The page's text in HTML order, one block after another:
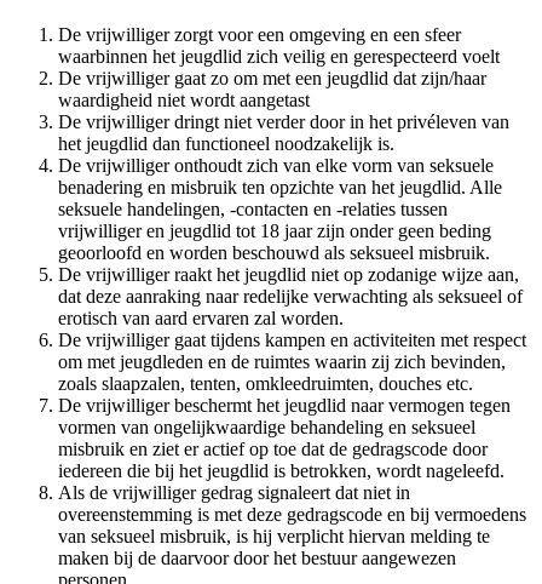
De vrijwilliger zorgt voor een omgeving en een sfeer
waarbinnen het jeugdlid zich veilig en gerespecteerd voelt
De vrijwilliger gaat zo om met een jeugdlid dat zijn/haar
waardigheid niet wordt aangetast
De vrijwilliger dringt niet verder door in het privéleven van
het jeugdlid dan functioneel noodzakelijk is.
De vrijwilliger onthoudt zich van elke vorm van seksuele
benadering en misbruik ten opzichte van het jeugdlid. Alle
seksuele handelingen, -contacten en -relaties tussen
vrijwilliger en jeugdlid tot 18 jaar zijn onder geen beding
geoorloofd en worden beschouwd als seksueel misbruik.
De vrijwilliger raakt het jeugdlid niet op zodanige wijze aan,
dat deze aanraking naar redelijke verwachting als seksueel of
erotisch van aard ervaren zal worden.
De vrijwilliger gaat tijdens kampen en activiteiten met respect
om met jeugdleden en de ruimtes waarin zij zich bevinden,
zoals slaapzalen, tenten, omkleedruimten, douches etc.
De vrijwilliger beschermt het jeugdlid naar vermogen tegen
vormen van ongelijkwaardige behandeling en seksueel
misbruik en ziet er actief op toe dat de gedragscode door
iedereen die bij het jeugdlid is betrokken, wordt nageleefd.
Als de vrijwilliger gedrag signaleert dat niet in
overeenstemming is met deze gedragscode en bij vermoedens
van seksueel misbruik, is hij verplicht hiervan melding te
maken bij de daarvoor door het bestuur aangewezen
personen.